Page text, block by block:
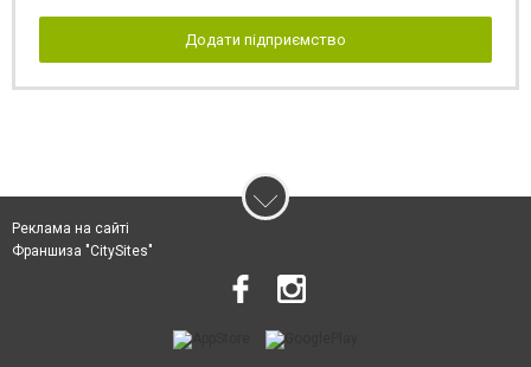
Додати підприємство
Реклама на сайті
Франшиза "CitySites"